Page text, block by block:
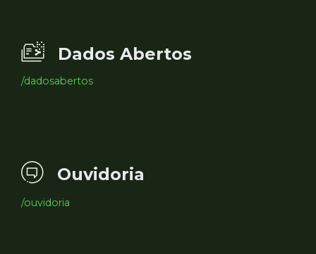
Dados Abertos
/dadosabertos
Ouvidoria
/ouvidoria